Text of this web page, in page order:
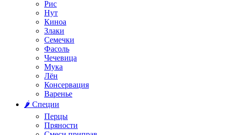
Рис
Нут
Киноа
Злаки
Семечки
Фасоль
Чечевица
Мука
Лён
Консервация
Варенье
🌶️ Специи
Перцы
Пряности